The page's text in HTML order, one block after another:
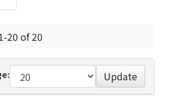
20 of 20
Update